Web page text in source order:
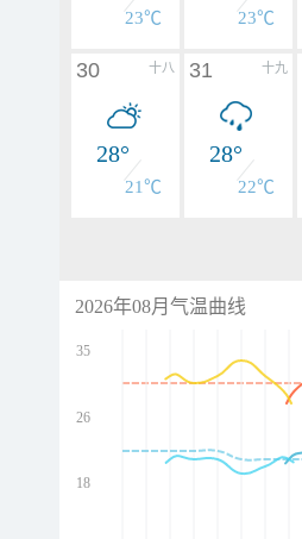
23℃ 23℃
十八
30
28°
21℃
十九
31
28°
22℃
2026年08月气温曲线
35
26
18